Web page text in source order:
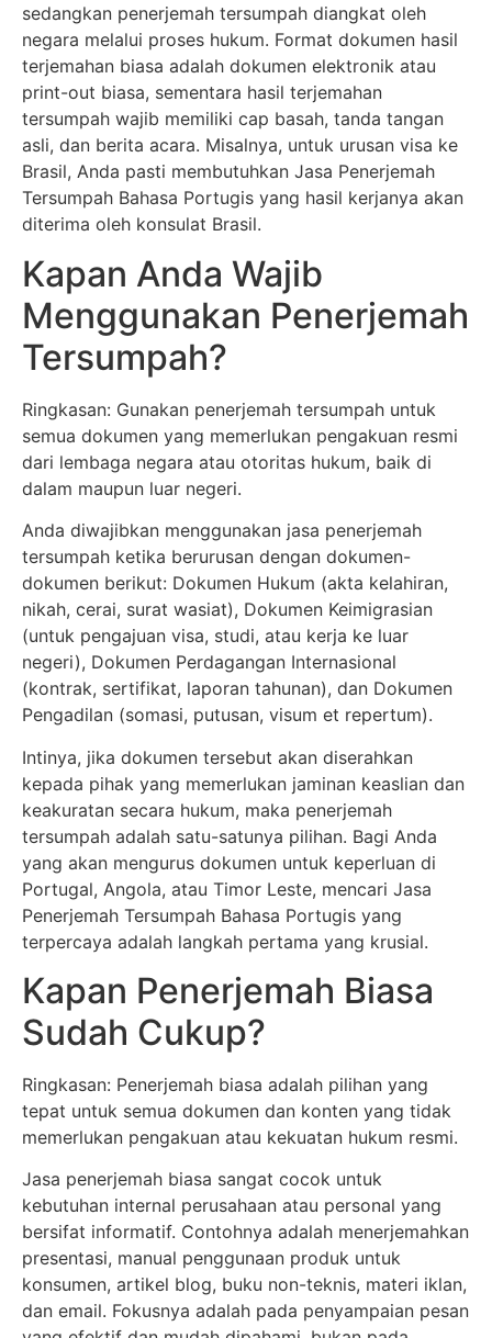
sedangkan penerjemah tersumpah diangkat oleh
negara melalui proses hukum. Format dokumen hasil
terjemahan biasa adalah dokumen elektronik atau
print-out biasa, sementara hasil terjemahan
tersumpah wajib memiliki cap basah, tanda tangan
asli, dan berita acara. Misalnya, untuk urusan visa ke
Brasil, Anda pasti membutuhkan Jasa Penerjemah
Tersumpah Bahasa Portugis yang hasil kerjanya akan
diterima oleh konsulat Brasil.
Kapan Anda Wajib
Menggunakan Penerjemah
Tersumpah?
Ringkasan: Gunakan penerjemah tersumpah untuk
semua dokumen yang memerlukan pengakuan resmi
dari lembaga negara atau otoritas hukum, baik di
dalam maupun luar negeri.
Anda diwajibkan menggunakan jasa penerjemah
tersumpah ketika berurusan dengan dokumen-
dokumen berikut: Dokumen Hukum (akta kelahiran,
nikah, cerai, surat wasiat), Dokumen Keimigrasian
(untuk pengajuan visa, studi, atau kerja ke luar
negeri), Dokumen Perdagangan Internasional
(kontrak, sertifikat, laporan tahunan), dan Dokumen
Pengadilan (somasi, putusan, visum et repertum).
Intinya, jika dokumen tersebut akan diserahkan
kepada pihak yang memerlukan jaminan keaslian dan
keakuratan secara hukum, maka penerjemah
tersumpah adalah satu-satunya pilihan. Bagi Anda
yang akan mengurus dokumen untuk keperluan di
Portugal, Angola, atau Timor Leste, mencari Jasa
Penerjemah Tersumpah Bahasa Portugis yang
terpercaya adalah langkah pertama yang krusial.
Kapan Penerjemah Biasa
Sudah Cukup?
Ringkasan: Penerjemah biasa adalah pilihan yang
tepat untuk semua dokumen dan konten yang tidak
memerlukan pengakuan atau kekuatan hukum resmi.
Jasa penerjemah biasa sangat cocok untuk
kebutuhan internal perusahaan atau personal yang
bersifat informatif. Contohnya adalah menerjemahkan
presentasi, manual penggunaan produk untuk
konsumen, artikel blog, buku non-teknis, materi iklan,
dan email. Fokusnya adalah pada penyampaian pesan